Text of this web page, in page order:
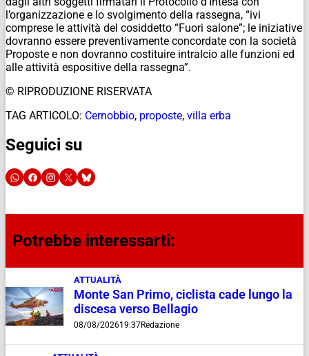
l’organizzazione e lo svolgimento della rassegna, “ivi
comprese le attività del cosiddetto “Fuori salone”; le iniziative
dovranno essere preventivamente concordate con la società
Proposte e non dovranno costituire intralcio alle funzioni ed
alle attività espositive della rassegna”.
© RIPRODUZIONE RISERVATA
TAG ARTICOLO: Cernobbio, proposte, villa erba
Seguici su
Potrebbe interessarti:
ATTUALITÀ
Monte San Primo, ciclista cade lungo la
discesa verso Bellagio
08/08/202619:37Redazione